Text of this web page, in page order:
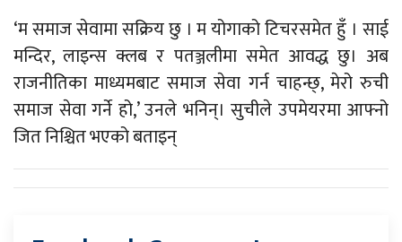
‘म समाज सेवामा सक्रिय छु । म योगाको टिचरसमेत हुँ । साई
मन्दिर, लाइन्स क्लब र पतञ्जलीमा समेत आवद्ध छु। अब
राजनीतिका माध्यमबाट समाज सेवा गर्न चाहन्छ्, मेरो रुची
समाज सेवा गर्ने हो,’ उनले भनिन्। सुचीले उपमेयरमा आफ्नो
जित निश्चित भएको बताइन्